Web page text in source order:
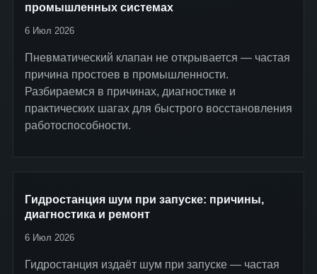
промышленных системах
6 Июл 2026
Пневматический клапан не открывается — частая
причина простоев в промышленности.
Разбираемся в причинах, диагностике и
практических шагах для быстрого восстановления
работоспособности.
Гидростанция шум при запуске: причины,
диагностика и ремонт
6 Июл 2026
Гидростанция издаёт шум при запуске — частая